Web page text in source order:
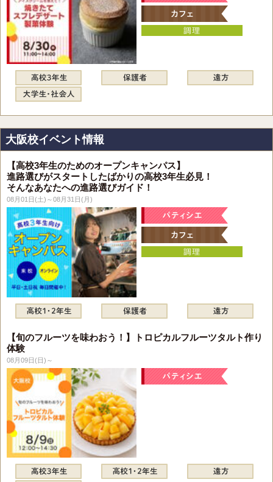
大阪校イベント情報
【高校3年生のためのオープンキャンパス】
進路選びがスタートしたばかりの高校3年生必見！
そんなあなたへの進路選びガイド！
08月01日(土)～08月31日(月)
【旬のフルーツを味わおう！】トロピカルフルーツタルト作り
体験
08月09日(日)～